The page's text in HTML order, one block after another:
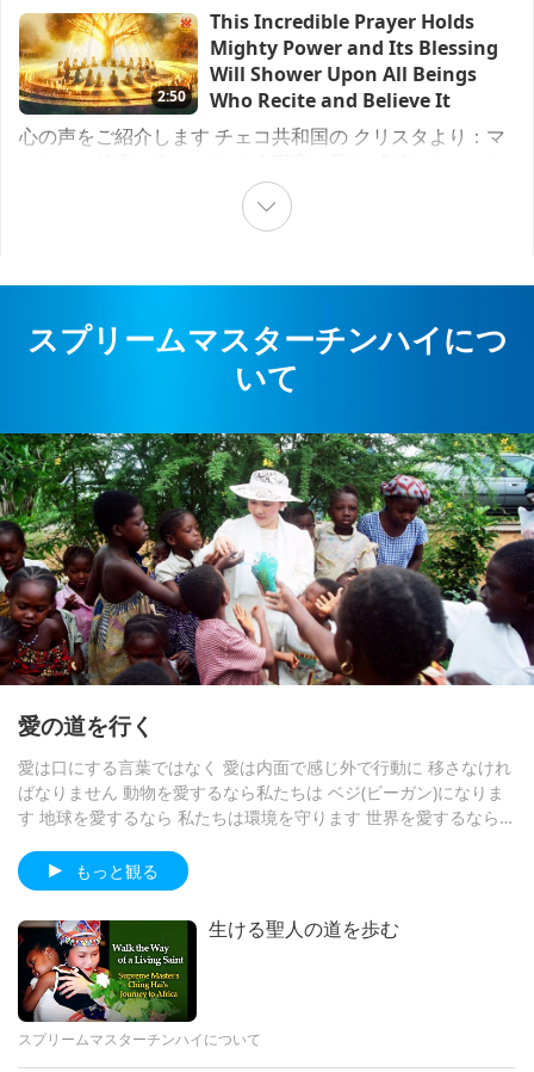
15:57
ビーガン料理番組
もっと観る
Prophecies of the End Times
18:35
黄金時代の予言 パート72― フィル
レーンＪｒ長老のアメリカ先住民の
黄金時代の予言 パート６２―アリ
をぜひご覧ください
イエス・キリストの再臨
25:24
黄金時代の予言 パート５１―ナム
地球に関する古代の預言シリーズ
24:23
黄金時代の予言 パート４５―アル
ゼンチンの予言者ベンジャミン ソ
ラリパラヴィチーニの予言の絵をぜ
ひご覧下さい
地球に関する古代の預言シリーズ
29:05
菩薩(未来仏)と荘厳で魅力的な集い
は
(Formosa)
選択されたニュース
Sharing the Vegan Solution at
COP 30
インドネシアは象の民に乗る こと
進しています
オーストラリアは動物の民の 重要
性を認識するために 家族法を改革
しました
選択されたニュース
ブラジルの研究で 大量の アルコー
ル摂取は認知症の リスクを２倍に
する事が判明
選択されたニュース
もっと観る
見られていません ところが２０２５年６月 ６日から９月
２２日まで の間に 新地道場周辺では 虹が１２回現れまし
た これは過去６年間の 合計よりも多く 非常に珍しいこと
です！ これは この重要な時期に おけるマスターの特別な
祝福の兆候だと思います観音瞑想中に 台湾(フォルモサ)の
東半分全体が海に沈み 西半分の細長い 陸地だけが残ると
山の噴火が地球の地殻 に大きな変化を引き起こして いる
のを更に見ました 日本は沈没し 台湾(フォルモサ
2:50
This Incredible Prayer Holds
Mighty Power and Its Blessing
Will Shower Upon All Beings
Who Recite and Believe It
心の声をご紹介します チェコ共和国の クリスタより：マ
ーである ことを祈ります 一瞬一瞬 私達は貴方と 同じ方向
を見ています 貴方を愛し 心から貴方に 感謝しています ど
な 祈りを授けて下さいましたちょうどその日 私は マスタ
ーに会った 内なるビジョンを見て マスターに この祈りの
バイブレーションは とても力強いと伝えました この祈り
は この世で本当に パワフルですが それを 表現するのは難
しいです マスターがいなければ この祈りができますか？
中で 貴方を 無限に愛しています 全ての愛を貴方に捧げま
す チェコ共和国の 弟子クリスタより
4:35
Initiation Can Save Countless
Beings in Their Ancestral Line
豪州のアデレードに住む チェルシーさんからの 心の声で
ームマスターＴＶ組 １９９４年マスターの著書 『即刻開
悟の鍵』 １巻から６巻を 読み終えようとしていた ある夜
マスターは 私に信じられないような 内なるビジョンを 与
えてくれました 私は空を飛んでいる事を はっきりと感じ
ました 天気は非常に明るく 晴れていました 見下ろすとそ
こは 公園のような風景でした 地面には沢山の人が 座って
いるベンチがあり 大きな桃の実をつけた 桃の木に 囲まれ
ていましたさらに進むと 人だかりの中に 亡くなった母方
の祖父 母方の祖母 叔母そして少し前に 亡くなったばかり
の父が 当時まだ生きていた母と 一緒に座っているのが 見
マー病を 患っていました 魂が肉体から抜け出して
3:44
Relaying Vital Communications
from Moon People: Tolerance of
Anything Less Than Adherence
to Five Precepts Has Come to An
End, and New and Blissful
World Awaits All Living by
Sharing Love and Compassion
さて 台湾（フォルモサ）の ムーユンさんからの 心の声
をご紹介します親愛なるマスター！ ５月１４日に 私を通
続き 今日 私は再び 内面から 彼らが 地球の人類に送りた
い愛と マスターへの愛の表現を 受け取りました 月の民の
メッセージは 次の通りです「こんにちは！ 私たちは月人
です 貴方の惑星に行った事がある 私たちは 宇宙の救世
主 スプリーム マスターチンハイを訪問した 私たちは何
年も前に彼女を 訪ねたことがありました それは 中秋節の
お祝いをしていた 夜のことでした 皆さんと一緒に楽しむ
楽しむために 降りて来ました しかし現在 あなた方の惑
星 には暗く汚染された環境が 多すぎるため 私たちは そ
こに行くことができません私たち月人は 皆さんの来訪を
歓迎し
4:01
天使 大天使 光の存在 聖人 悟
りを開いた マスター 仏陀 菩薩た
ちが 地球とここに生きる全ての 存
さあ ペルーのカミラさん から心の声が届きました愛する
スプリームマスター チンハイと スプリームマスターＴＶ
チームの皆様 心からの愛を込め 今受取った このメッセー
ジを伝えます 朝 起床前に 内なるビジョ ンの中で 周囲に
豊かな 黄金の光を持つ 美しい存在を見ました 彼の両脇に
は まるで黄金の光の翼がある ようでした アラスカ上空で
した 彼は自分の名を指差しました アズルム 黄金の君主 偉
これは天の計り知れない 祝福を地
スプリームマスターチンハイにつ
いて
愛の道を行く
愛は口にする言葉ではなく 愛は内面で感じ外で行動に 移さなけれ
ばなりません 動物を愛するなら私たちは ベジ(ビーガン)になりま
す 地球を愛するなら 私たちは環境を守ります 世界を愛するなら
もっと観る
生ける聖人の道を歩む
スプリームマスターチンハイについて